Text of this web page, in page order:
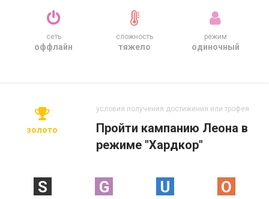
сеть
оффлайн
сложность
тяжело
режим
одиночный
золото
условия получения достижения или трофея
Пройти кампанию Леона в
режиме "Хардкор"
S G U O